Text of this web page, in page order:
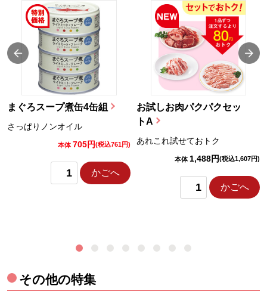
まぐろスープ煮缶4缶組
さっぱりノンオイル
本体 705円(税込761円)
かごへ
お試しお肉パクパクセッ
トA
あれこれ試せておトク
本体 1,488円(税込1,607円)
かごへ
その他の特集